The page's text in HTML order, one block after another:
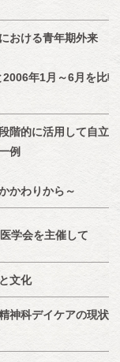
おける青年期外来
年1月～6月を比較
階的に活用して自立を
例
かわりから～
学会を主催して
文化
神科デイケアの現状と